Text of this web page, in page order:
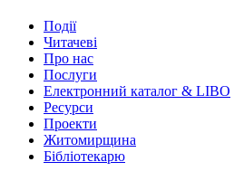
Події
Читачеві
Про нас
Послуги
Електронний каталог & LIBO
Ресурси
Проекти
Житомирщина
Бібліотекарю